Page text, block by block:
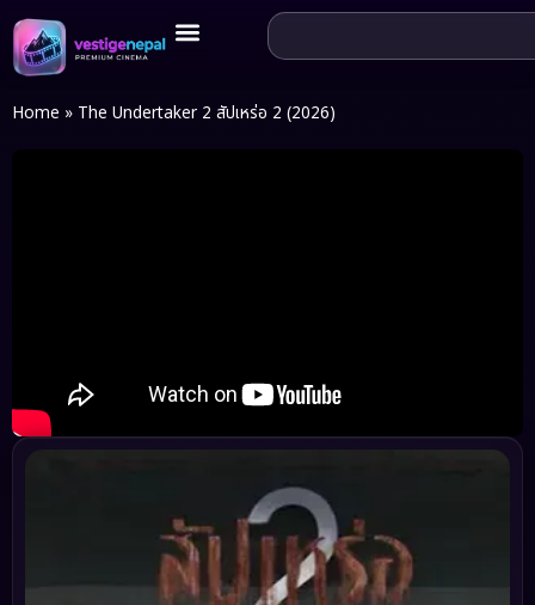
Home » The Undertaker 2 สัปเหร่อ 2 (2026)